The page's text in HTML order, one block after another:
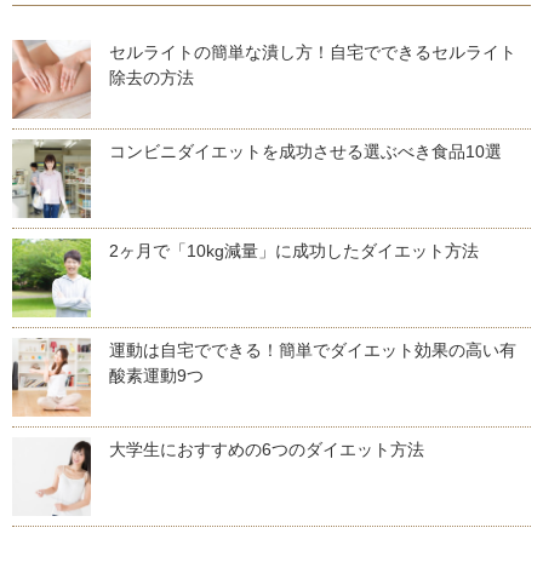
セルライトの簡単な潰し方！自宅でできるセルライト
除去の方法
コンビニダイエットを成功させる選ぶべき食品10選
2ヶ月で「10kg減量」に成功したダイエット方法
運動は自宅でできる！簡単でダイエット効果の高い有
酸素運動9つ
大学生におすすめの6つのダイエット方法